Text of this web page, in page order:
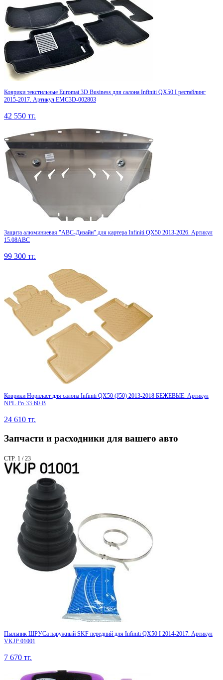
Коврики текстильные Euromat 3D Business для салона Infiniti QX50 I рестайлинг
2015-2017. Артикул EMC3D-002803
42 550 тг.
Защита алюминиевая "АВС-Дизайн" для картера Infiniti QX50 2013-2026. Артикул
15.08ABC
99 300 тг.
Коврики Норпласт для салона Infiniti QX50 (J50) 2013-2018 БЕЖЕВЫЕ. Артикул
NPL-Po-33-60-B
24 610 тг.
Запчасти и расходники для вашего авто
СТР. 1 / 23
Пыльник ШРУСа наружный SKF передний для Infiniti QX50 I 2014-2017. Артикул
VKJP 01001
7 670 тг.